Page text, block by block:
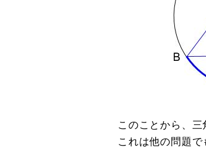
このことから、三
これは他の問題で